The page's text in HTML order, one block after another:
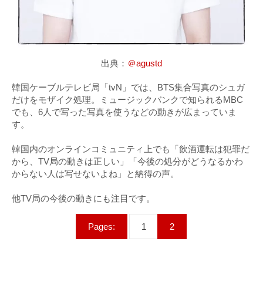
出典： ＠agustd
韓国ケーブルテレビ局「tvN」では、BTS集合写真のシュガ
だけをモザイク処理。ミュージックバンクで知られるMBC
でも、6人で写った写真を使うなどの動きが広まっていま
す。
韓国内のオンラインコミュニティ上でも「飲酒運転は犯罪だ
から、TV局の動きは正しい」「今後の処分がどうなるかわ
からない人は写せないよね」と納得の声。
他TV局の今後の動きにも注目です。
Pages: 1 2